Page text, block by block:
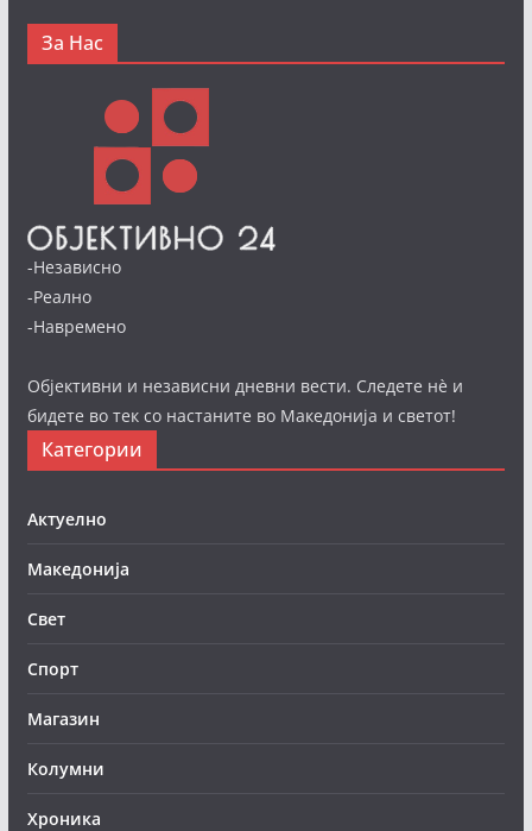
За Нас
-Независно
-Реално
-Навремено
Објективни и независни дневни вести. Следете нè и
бидете во тек со настаните во Македонија и светот!
Категории
Актуелно
Македонија
Свет
Спорт
Магазин
Колумни
Хроника